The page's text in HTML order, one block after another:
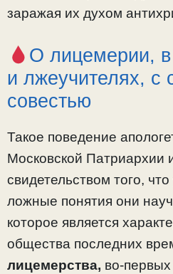
заражая их духом
О лицемерии,
и лжеучителях, с
совестью
Такое поведение
Московской Патриархии
свидетельством того,
ложные понятия они
которое является
общества последних
лицемерства, во-